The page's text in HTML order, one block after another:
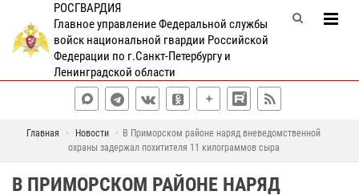
РОСГВАРДИЯ
Главное управление Федеральной службы
войск национальной гвардии Российской
Федерации по г.Санкт-Петербургу и
Ленинградской области
Главная Новости
В Приморском районе наряд вневедомственной
охраны задержал похитителя 11 килограммов сыра
В ПРИМОРСКОМ РАЙОНЕ НАРЯД